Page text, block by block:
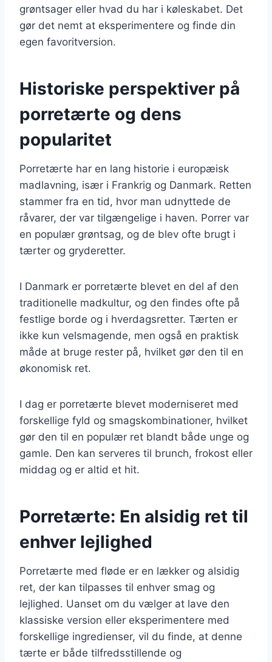
grøntsager eller hvad du har i køleskabet. Det
gør det nemt at eksperimentere og finde din
egen favoritversion.
Historiske perspektiver på
porretærte og dens
popularitet
Porretærte har en lang historie i europæisk
madlavning, især i Frankrig og Danmark. Retten
stammer fra en tid, hvor man udnyttede de
råvarer, der var tilgængelige i haven. Porrer var
en populær grøntsag, og de blev ofte brugt i
tærter og gryderetter.
I Danmark er porretærte blevet en del af den
traditionelle madkultur, og den findes ofte på
festlige borde og i hverdagsretter. Tærten er
ikke kun velsmagende, men også en praktisk
måde at bruge rester på, hvilket gør den til en
økonomisk ret.
I dag er porretærte blevet moderniseret med
forskellige fyld og smagskombinationer, hvilket
gør den til en populær ret blandt både unge og
gamle. Den kan serveres til brunch, frokost eller
middag og er altid et hit.
Porretærte: En alsidig ret til
enhver lejlighed
Porretærte med fløde er en lækker og alsidig
ret, der kan tilpasses til enhver smag og
lejlighed. Uanset om du vælger at lave den
klassiske version eller eksperimentere med
forskellige ingredienser, vil du finde, at denne
tærte er både tilfredsstillende og